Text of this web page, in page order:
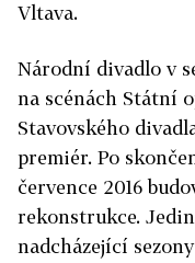
Vltava.
Národní divadlo v
na scénách Státní
Stavovského
premiér. Po
července 2016
rekonstrukce.
nadcházející